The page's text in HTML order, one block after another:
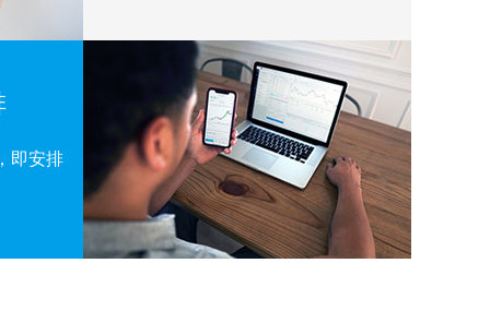
即安排